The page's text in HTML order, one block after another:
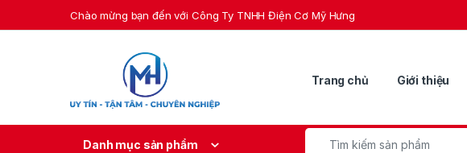
Skip to navigationChào mừng bạn đến với Công Ty TNHH Điện Cơ Mỹ Hưng
Trang chủ Giới thiệu
Danh mục sản phẩm
Search for: